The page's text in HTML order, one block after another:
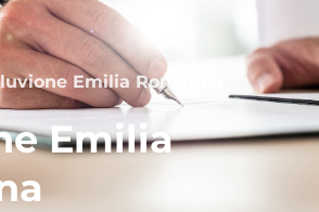
Emilia
Emilia Romagna